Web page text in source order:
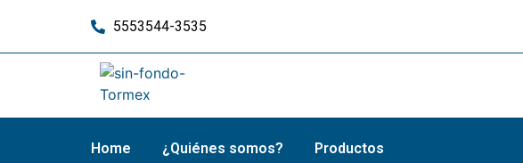
5553544-3535
Home ¿Quiénes somos? Productos